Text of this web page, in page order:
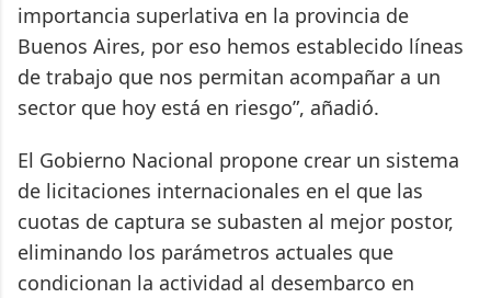
importancia superlativa en la provincia de
Buenos Aires, por eso hemos establecido líneas
de trabajo que nos permitan acompañar a un
sector que hoy está en riesgo”, añadió.
El Gobierno Nacional propone crear un sistema
de licitaciones internacionales en el que las
cuotas de captura se subasten al mejor postor,
eliminando los parámetros actuales que
condicionan la actividad al desembarco en